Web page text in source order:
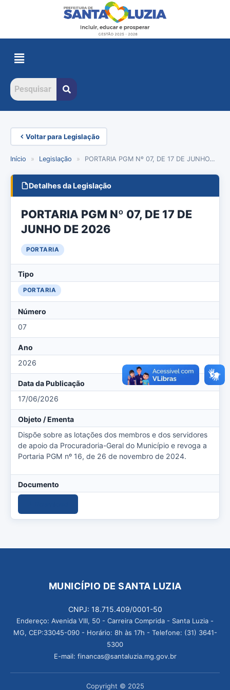
Voltar para Legislação
Início » Legislação » PORTARIA PGM Nº 07, DE 17 DE JUNHO…
Detalhes da Legislação
PORTARIA PGM Nº 07, DE 17 DE
JUNHO DE 2026
PORTARIA
Tipo
PORTARIA
Número
07
Ano
2026
Data da Publicação
17/06/2026
Objeto / Ementa
Dispõe sobre as lotações dos membros e dos servidores
de apoio da Procuradoria-Geral do Município e revoga a
Portaria PGM nº 16, de 26 de novembro de 2024.
Documento
MUNICÍPIO DE SANTA LUZIA
CNPJ: 18.715.409/0001-50
Endereço: Avenida VIII, 50 - Carreira Comprida - Santa Luzia -
MG, CEP:33045-090 - Horário: 8h às 17h - Telefone: (31) 3641-
5300
E-mail: financas@santaluzia.mg.gov.br
Copyright © 2025